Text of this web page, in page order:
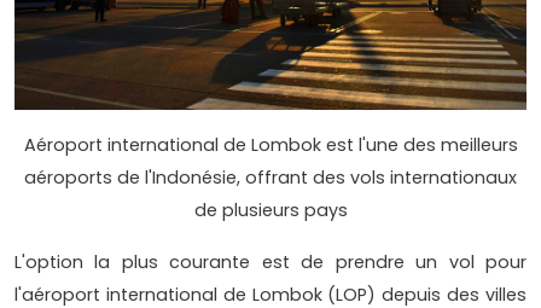
Aéroport international de Lombok est l'une des meilleurs
aéroports de l'Indonésie, offrant des vols internationaux
de plusieurs pays
L'option la plus courante est de prendre un vol pour
l'aéroport international de Lombok (LOP) depuis des villes